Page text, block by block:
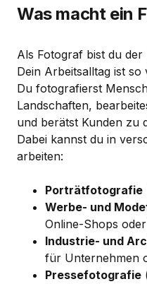
Was macht ein
Als Fotograf bist du
Dein Arbeitsalltag ist so
Du fotografierst
Landschaften,
und berätst Kunden zu
Dabei kannst du in
arbeiten:
Porträtfotografie
Werbe- und
Online-Shops
Industrie- und
für Unternehmen
Pressefotografie